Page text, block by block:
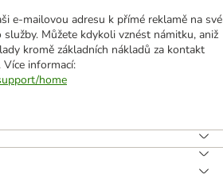
e-mailovou adresu k přímé reklamě na své
Můžete kdykoli vznést námitku, aniž
kromě základních nákladů za kontakt
Více informací:
home